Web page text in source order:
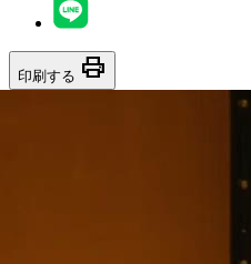
印刷する print